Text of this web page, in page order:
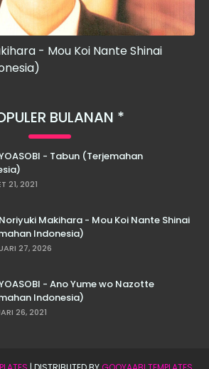
- Mou Koi Nante Shinai
BULANAN
- Tabun (Terjemahan
21, 2021
Makihara - Mou Koi Nante Shinai
Indonesia)
27, 2026
- Ano Yume wo Nazotte
Indonesia)
26, 2021